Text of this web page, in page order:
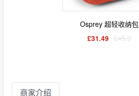
Osprey 超轻收纳包
£31.49 £45.0
商家介绍